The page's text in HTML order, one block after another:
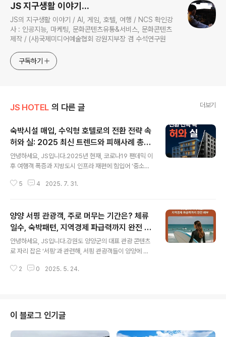
JS 지구생활 이야기...
JS의 지구생활 이야기 / AI, 게임, 호텔, 여행 / NCS 확인강
사 : 인공지능, 마케팅, 문화콘텐츠유통&서비스, 문화콘텐츠
제작 / (사)국제미디어예술협회 강원지부장 겸 수석연구원
구독하기
JS HOTEL 의 다른 글 더보기
숙박시설 매입, 수익형 호텔로의 전환 전략 속
허와 실: 2025 최신 트렌드와 피해사례 총정
리
안녕하세요, JS입니다.2025년 현재, 코로나19 팬데믹 이
후 여행객 폭증과 지방도시 인프라 재편에 힘입어 ‘중소형
로 부상하고 있습니다.그러나 단순 리모델링만으론 생존과
실시간 뉴스를 바탕으로 꼼꼼하게 정리합니다. 1. 최근 숙
박시설 매입 컨설팅 붐의 배경과 현실투자 트렌드의 변화2
024년부터 전국 중소 지방 도심, 강원·경북·전남권을 중심
으로 모텔·여관 등 노후 숙박시설을 매입해 ‘수익형 호
텔’(호텔형 리조트, 프리미엄 게스트하우스 등)로 바꾸는
투자가 확대되고 있습니다.여행 수요 증대, 지방 소도시 관
5 4 2025. 7. 31.
양양 서핑 관광객, 주로 머무는 기간은? 체류
일수, 숙박패턴, 지역경제 파급력까지 완전 해
부
안녕하세요, JS입니다.강원도 양양군의 대표 관광 콘텐츠
로 자리 잡은 ‘서핑’과 관련해, 서핑 관광객들이 양양에 주
턴이 지역경제와 관광산업에 어떤 영향을 미치는지 심층적
은 편연평균 서핑활동 기간은 50일 이상(26.4%), 20일
이상(58.9%) 등 ‘장기 체류’ 서퍼 비중도 높음여름(7~8
월) 성수기에 방문객 집중, 8월 한 달 방문객이 300만 명
2 0 2025. 5. 24.
이 블로그 인기글